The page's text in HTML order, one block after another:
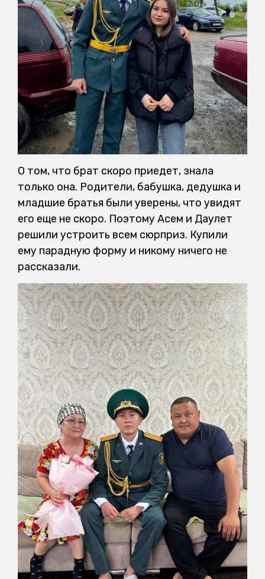
О том, что брат скоро приедет, знала
только она. Родители, бабушка, дедушка и
младшие братья были уверены, что увидят
его еще не скоро. Поэтому Асем и Даулет
решили устроить всем сюрприз. Купили
ему парадную форму и никому ничего не
рассказали.